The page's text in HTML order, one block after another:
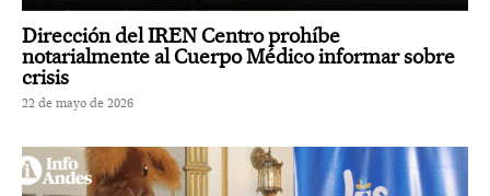
Dirección del IREN Centro prohíbe
notarialmente al Cuerpo Médico informar sobre
crisis
22 de mayo de 2026